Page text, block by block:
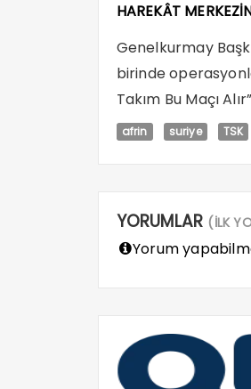
HAREKÂT
Genelkurmay
birinde
Takım Bu Maçı
afrin suriye TSK
YORUMLAR (İLK
Yorum